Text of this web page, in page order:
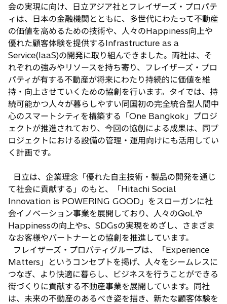
会の実現に向け、日立アジア社とフレイザーズ・プロパテ
ィは、日本の金融機関とともに、多世代にわたって不動産
の価値を高めるための技術や、人々のHappiness向上や
優れた顧客体験を提供するInfrastructure as a
Service(IaaS)の開発に取り組んできました。両社は、そ
れぞれの強みやリソースを持ち寄り、フレイザーズ・プロ
パティが有する不動産が将来にわたり持続的に価値を維
持・向上させていくための協創を行います。タイでは、持
続可能かつ人々が暮らしやすい同国初の完全統合型人間中
心のスマートシティを構築する「One Bangkok」プロジ
ェクトが推進されており、今回の協創による成果は、同プ
ロジェクトにおける設備の管理・運用向けにも活用してい
く計画です。
日立は、企業理念「優れた自主技術・製品の開発を通じ
て社会に貢献する」のもと、「Hitachi Social
Innovation is POWERING GOOD」をスローガンに社
会イノベーション事業を展開しており、人々のQoLや
Happinessの向上やs、SDGsの実現をめざし、さまざま
なお客様やパートナーとの協創を推進しています。
フレイザーズ・プロパティグループは、「Experience
Matters」というコンセプトを掲げ、人々をシームレスに
つなぎ、より快適に暮らし、ビジネスを行うことができる
街づくりに貢献する不動産事業を展開しています。同社
は、未来の不動産のあるべき姿を描き、新たな顧客体験を